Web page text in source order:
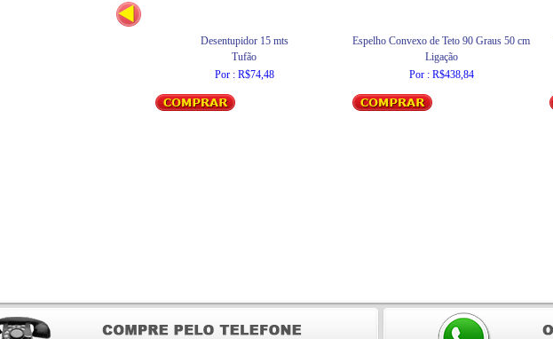
Desentupidor 15 mts
Tufão
Por : R$74,48
Espelho Convexo de Teto 90 Graus 50 cm
Ligação
Por : R$438,84